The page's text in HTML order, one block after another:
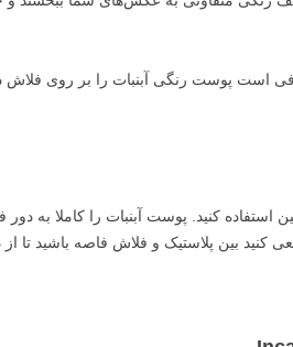
است پوست رنگی آبنبات را بر روی فلاش